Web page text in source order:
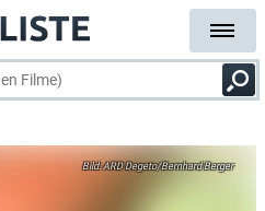
ARD Degeto/Bernhard Berger